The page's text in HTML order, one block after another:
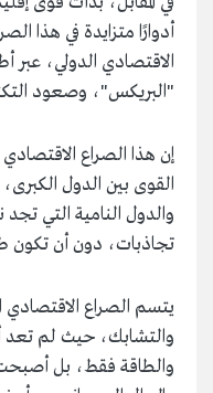
أدوارًا متزايدة في هذا
الاقتصادي الدولي،
"البريكس"، وصعود
إن هذا الصراع الاقتصادي
القوى بين الدول
والدول النامية التي
تجاذبات، دون أن تكون
يتسم الصراع الاقتصادي
والتشابك، حيث لم تعد
والطاقة فقط، بل أصبحت